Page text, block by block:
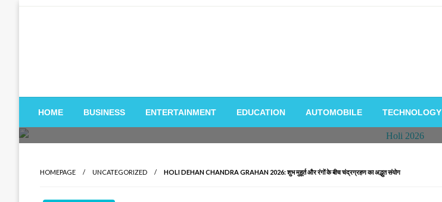
HOME BUSINESS ENTERTAINMENT EDUCATION AUTOMOBILE TECHNOLOGY
HOMEPAGE UNCATEGORIZED HOLI DEHAN CHANDRA GRAHAN 2026: शुभ मुहूर्त और रंगों के बीच चंद्रग्रहण का अद्भुत संयोग